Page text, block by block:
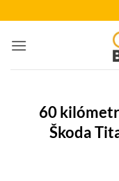
al
contenido
60
Škoda